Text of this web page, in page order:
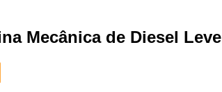
Mecânica de Diesel Leve